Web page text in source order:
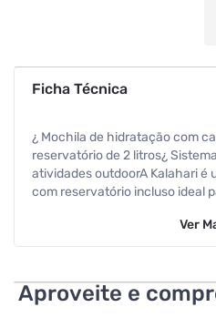
Ficha Técnica
¿ Mochila de hidratação com
reservatório de 2 litros¿
atividades outdoorA Kalahari é
com reservatório incluso ideal
com sistema de ventilação,
fluxo de ar e redução na
estrutura para
Ver
Aproveite e